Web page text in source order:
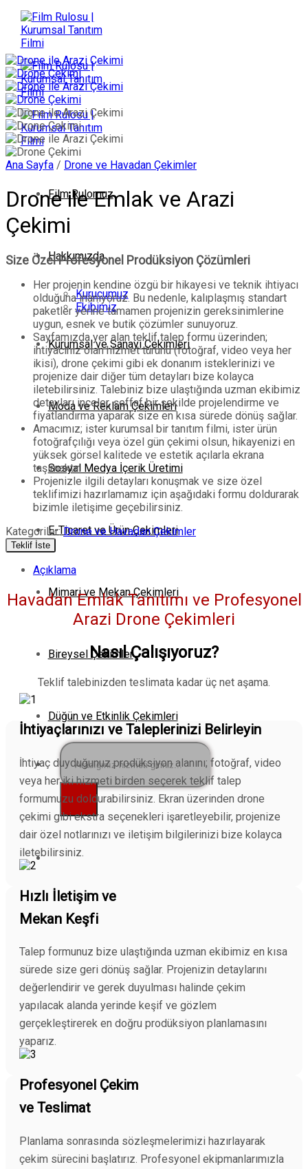
İçeriğe
atla
Film Rulomuz
Hakkımızda
Kurucumuz
Ekibimiz
Kurumsal ve Sanayi Çekimleri
Moda ve Reklam Çekimleri
Sosyal Medya İçerik Üretimi
E-Ticaret ve Ürün Çekimleri
Mimari ve Mekan Çekimleri
Bireysel Çekimler
Düğün ve Etkinlik Çekimleri
Ara:
Ana Sayfa / Drone ve Havadan Çekimler
Drone ile Emlak ve Arazi
Çekimi
Size Özel Profesyonel Prodüksiyon Çözümleri
Her projenin kendine özgü bir hikayesi ve teknik ihtiyacı
olduğuna inanıyoruz. Bu nedenle, kalıplaşmış standart
paketler yerine tamamen projenizin gereksinimlerine
uygun, esnek ve butik çözümler sunuyoruz.
Sayfamızda yer alan teklif talep formu üzerinden;
ihtiyacınız olan hizmet türünü (fotoğraf, video veya her
ikisi), drone çekimi gibi ek donanım isteklerinizi ve
projenize dair diğer tüm detayları bize kolayca
iletebilirsiniz. Talebiniz bize ulaştığında uzman ekibimiz
detayları inceler, şeffaf bir şekilde projelendirme ve
fiyatlandırma yaparak size en kısa sürede dönüş sağlar.
Amacımız; ister kurumsal bir tanıtım filmi, ister ürün
fotoğrafçılığı veya özel gün çekimi olsun, hikayenizi en
yüksek görsel kalitede ve estetik açılarla ekrana
taşımaktır.
Projenizle ilgili detayları konuşmak ve size özel
teklifimizi hazırlamamız için aşağıdaki formu doldurarak
bizimle iletişime geçebilirsiniz.
Kategoriler:Drone ve Havadan Çekimler
Teklif İste
Açıklama
Havadan Emlak Tanıtımı ve Profesyonel
Arazi Drone Çekimleri
Nasıl Çalışıyoruz?
Teklif talebinizden teslimata kadar üç net aşama.
İhtiyaçlarınızı ve Taleplerinizi Belirleyin
İhtiyaç duyduğunuz prodüksiyon alanını; fotoğraf, video
veya her iki hizmeti birden seçerek teklif talep
formumuzu doldurabilirsiniz. Ekran üzerinden drone
çekimi gibi ekstra seçenekleri işaretleyebilir, projenize
dair özel notlarınızı ve iletişim bilgilerinizi bize kolayca
iletebilirsiniz.
Hızlı İletişim ve
Mekan Keşfi
Talep formunuz bize ulaştığında uzman ekibimiz en kısa
sürede size geri dönüş sağlar. Projenizin detaylarını
değerlendirir ve gerek duyulması halinde çekim
yapılacak alanda yerinde keşif ve gözlem
gerçekleştirerek en doğru prodüksiyon planlamasını
yaparız.
Profesyonel Çekim
ve Teslimat
Planlama sonrasında sözleşmelerimizi hazırlayarak
çekim sürecini başlatırız. Profesyonel ekipmanlarımızla